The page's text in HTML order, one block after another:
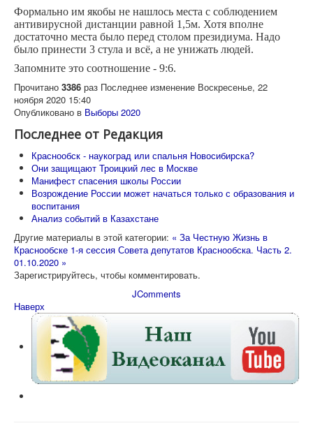
Формально им якобы не нашлось места с соблюдением
антивирусной дистанции равной 1,5м. Хотя вполне
достаточно места было перед столом президиума. Надо
было принести 3 стула и всё, а не унижать людей.
Запомните это соотношение - 9:6.
Прочитано 3386 раз Последнее изменение Воскресенье, 22
ноября 2020 15:40
Опубликовано в Выборы 2020
Последнее от Редакция
Краснообск - наукоград или спальня Новосибирска?
Они защищают Троицкий лес в Москве
Манифест спасения школы России
Возрождение России может начаться только с образования и
воспитания
Анализ событий в Казахстане
Другие материалы в этой категории: « За Честную Жизнь в
Краснообске 1-я сессия Совета депутатов Краснообска. Часть 2.
01.10.2020 »
Зарегистрируйтесь, чтобы комментировать.
JComments
Наверх